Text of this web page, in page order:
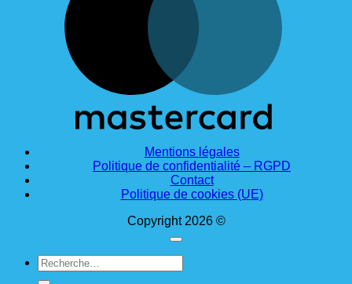
Mentions légales
Politique de confidentialité – RGPD
Contact
Politique de cookies (UE)
Copyright 2026 ©
Recherche
pour :